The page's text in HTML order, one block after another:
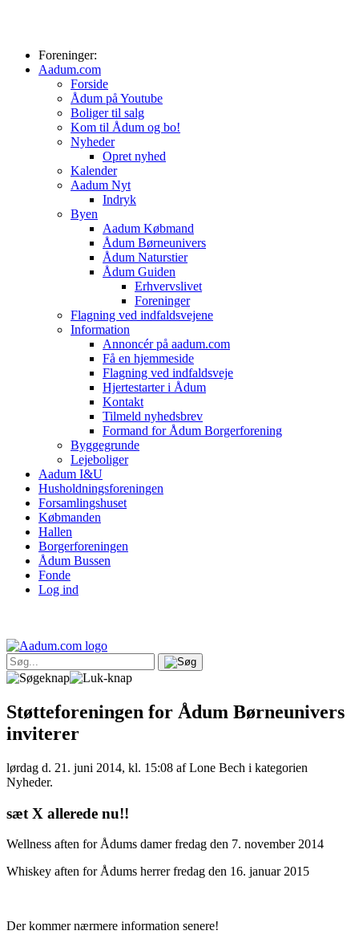
Foreninger:
Aadum.com
Forside
Ådum på Youtube
Boliger til salg
Kom til Ådum og bo!
Nyheder
Opret nyhed
Kalender
Aadum Nyt
Indryk
Byen
Aadum Købmand
Ådum Børneunivers
Ådum Naturstier
Ådum Guiden
Erhvervslivet
Foreninger
Flagning ved indfaldsvejene
Information
Annoncér på aadum.com
Få en hjemmeside
Flagning ved indfaldsveje
Hjertestarter i Ådum
Kontakt
Tilmeld nyhedsbrev
Formand for Ådum Borgerforening
Byggegrunde
Lejeboliger
Aadum I&U
Husholdningsforeningen
Forsamlingshuset
Købmanden
Hallen
Borgerforeningen
Ådum Bussen
Fonde
Log ind
Støtteforeningen for Ådum Børneunivers
inviterer
lørdag d. 21. juni 2014, kl. 15:08 af Lone Bech i kategorien
Nyheder.
sæt X allerede nu!!
Wellness aften for Ådums damer fredag den 7. november 2014
Whiskey aften for Ådums herrer fredag den 16. januar 2015
Der kommer nærmere information senere!